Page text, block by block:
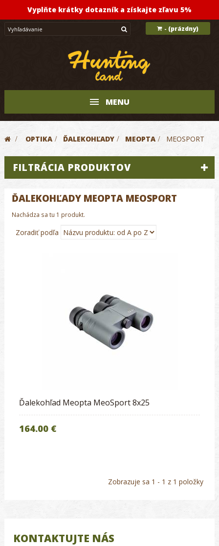
Vyplňte krátky dotazník a získajte zľavu 5%
- (prázdny)
MENU
> OPTIKA > ĎALEKOHĽADY > MEOPTA > MEOSPORT
FILTRÁCIA PRODUKTOV
ĎALEKOHĽADY MEOPTA MEOSPORT
Nachádza sa tu 1 produkt.
Zoradiť podľa
Ďalekohľad Meopta MeoSport 8x25
164.00 €
Zobrazuje sa 1 - 1 z 1 položky
KONTAKTUJTE NÁS